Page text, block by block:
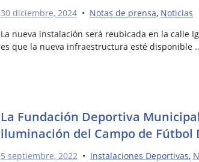
30 diciembre, 2024• Notas de prensa, Noticias
La nueva instalación será reubicada en la calle
es que la nueva infraestructura esté disponible
La Fundación Deportiva
iluminación del Campo de Fútbol
5 septiembre, 2022 • Instalaciones Deportivas,